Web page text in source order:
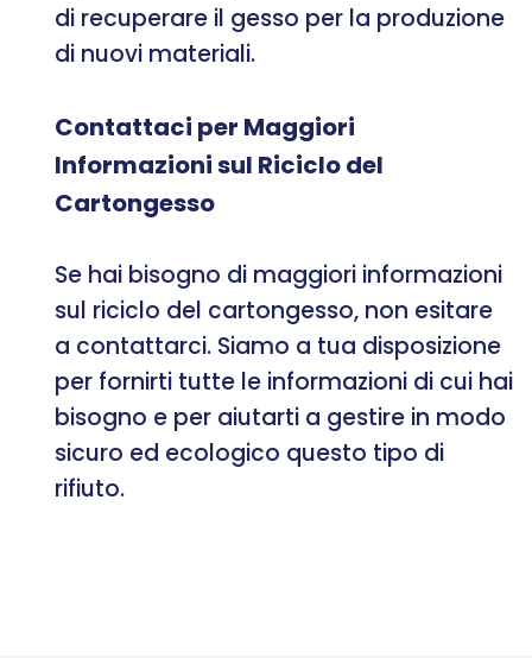
di recuperare il gesso per la produzione
di nuovi materiali.
Contattaci per Maggiori
Informazioni sul Riciclo del
Cartongesso
Se hai bisogno di maggiori informazioni
sul riciclo del cartongesso, non esitare
a contattarci. Siamo a tua disposizione
per fornirti tutte le informazioni di cui hai
bisogno e per aiutarti a gestire in modo
sicuro ed ecologico questo tipo di
rifiuto.